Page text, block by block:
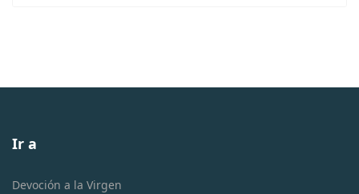
Ir a
Devoción a la Virgen